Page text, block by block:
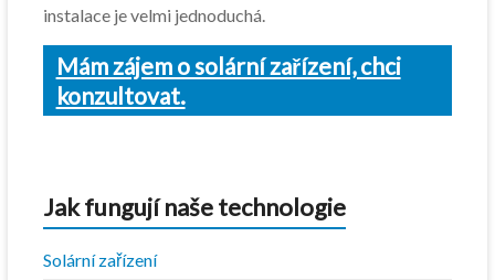
instalace je velmi jednoduchá.
Mám zájem o solární zařízení, chci
konzultovat.
Jak fungují naše technologie
Solární zařízení